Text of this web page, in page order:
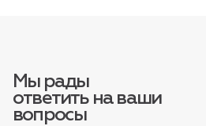
Мы рады
ответить на ваши
вопросы